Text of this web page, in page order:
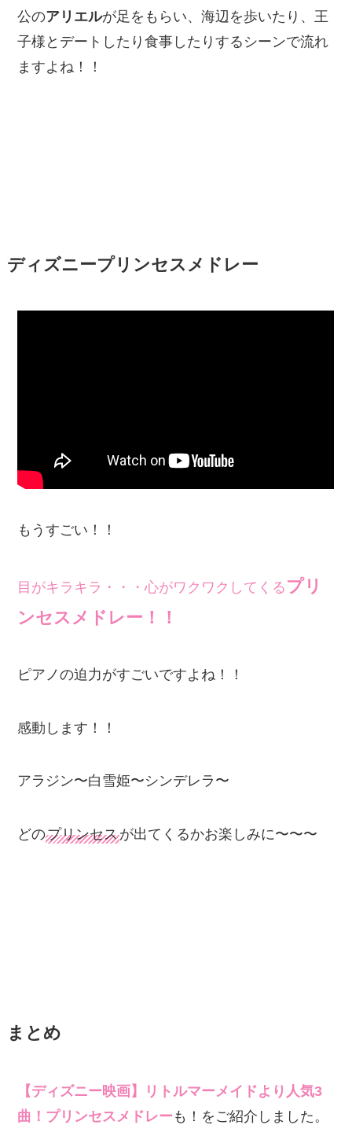
公のアリエルが足をもらい、海辺を歩いたり、王
子様とデートしたり食事したりするシーンで流れ
ますよね！！
ディズニープリンセスメドレー
もうすごい！！
目がキラキラ・・・心がワクワクしてくる プリ
ンセスメドレー！！
ピアノの迫力がすごいですよね！！
感動します！！
アラジン〜白雪姫〜シンデレラ〜
どのプリンセスが出てくるかお楽しみに〜〜〜
まとめ
【ディズニー映画】リトルマーメイドより人気3
曲！プリンセスメドレー も！をご紹介しました。